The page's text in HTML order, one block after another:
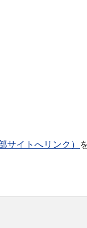
サイトへリンク）